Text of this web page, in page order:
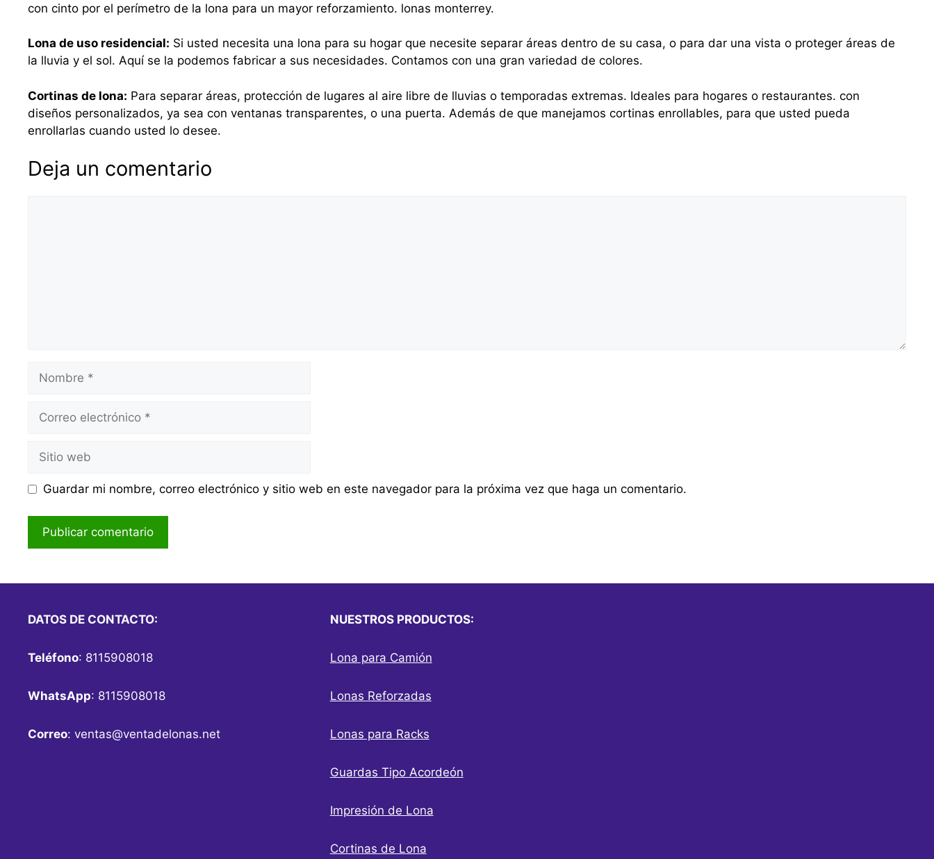
con cinto por el perímetro de la lona para un mayor reforzamiento. lonas monterrey.
Lona de uso residencial: Si usted necesita una lona para su hogar que necesite separar áreas dentro de su casa, o para dar una vista o proteger áreas de
la lluvia y el sol. Aquí se la podemos fabricar a sus necesidades. Contamos con una gran variedad de colores.
Cortinas de lona: Para separar áreas, protección de lugares al aire libre de lluvias o temporadas extremas. Ideales para hogares o restaurantes. con
diseños personalizados, ya sea con ventanas transparentes, o una puerta. Además de que manejamos cortinas enrollables, para que usted pueda
enrollarlas cuando usted lo desee.
Deja un comentario
Nombre
Correo
Sitio
web
Guardar mi nombre, correo electrónico y sitio web en este navegador para la próxima vez que haga un comentario.
DATOS DE CONTACTO:
Teléfono: 8115908018
WhatsApp: 8115908018
Correo: ventas@ventadelonas.net
NUESTROS PRODUCTOS:
Lona para Camión
Lonas Reforzadas
Lonas para Racks
Guardas Tipo Acordeón
Impresión de Lona
Cortinas de Lona